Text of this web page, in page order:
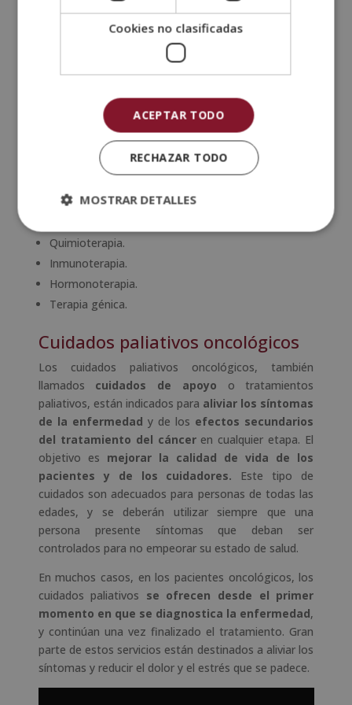
la mayoría de médicos necesitan saber en qué etapa
del cáncer se encuentra la enfermedad para saber
qué tratamiento es el adecuado. Por ejemplo, en sus
etapas iniciales puede tratarse con cirugía o
avanzadas puede requerir el uso de quimioterapia,
inmunoterapia o medicamentos de terapia dirigida.
Algunas de las
técnicas y tratamientos utilizados
para tratar el cáncerson los siguientes:
Cirugía.
Quimioterapia.
Inmunoterapia.
Hormonoterapia.
Terapia génica.
Cuidados paliativos oncológicos
Los cuidados paliativos oncológicos, también
llamados cuidados de apoyo o tratamientos
paliativos, están indicados para aliviar los síntomas
de la enfermedad y de los efectos secundarios
del tratamiento del cánceren cualquier etapa. El
objetivo es mejorar la calidad de vida de los
pacientes y de los cuidadores. Este tipo de
cuidados son adecuados para personas de todas las
edades, y se deberán utilizar siempre que una
persona presente síntomas que deban ser
controlados para no empeorar su estado de salud.
En muchos casos, en los pacientes oncológicos, los
cuidados paliativos se ofrecen desde el primer
momento en que se diagnostica la enfermedad,
y continúan una vez finalizado el tratamiento. Gran
parte de estos servicios están destinados a aliviar los
síntomas y reducir el dolor y el estrés que se padece.
Cookies no clasificadas
ACEPTAR TODO
RECHAZAR TODO
MOSTRAR DETALLES